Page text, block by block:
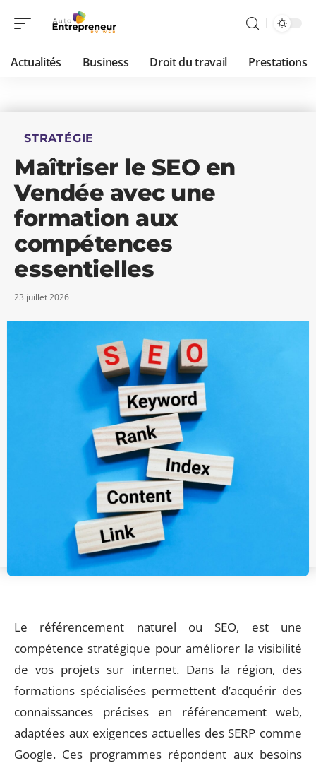
Actualités Business Droit du travail Prestations
STRATÉGIE
Maîtriser le SEO en
Vendée avec une
formation aux
compétences
essentielles
23 juillet 2026
Le référencement naturel ou SEO, est une
compétence stratégique pour améliorer la visibilité
de vos projets sur internet. Dans la région, des
formations spécialisées permettent d’acquérir des
connaissances précises en référencement web,
adaptées aux exigences actuelles des SERP comme
Google. Ces programmes répondent aux besoins